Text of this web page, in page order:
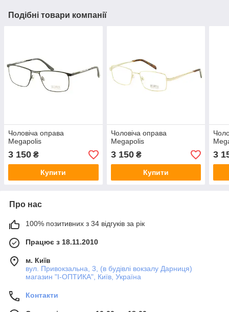
Подібні товари компанії
Чоловіча оправа
Megapolis
3 150 ₴
Купити
Чоловіча оправа
Megapolis
3 150₴
Купити
3
Про нас
100% позитивних з 34 відгуків за рік
Працює з 18.11.2010
м. Київ
вул. Привокзальна, 3, (в будівлі вокзалу Дарниця)
магазин "I-ОПТИКА", Київ, Україна
Контакти